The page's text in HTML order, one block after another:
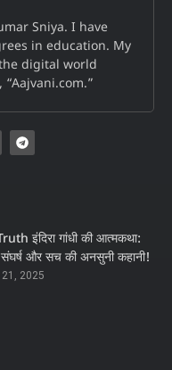
Sniya. I have
in education. My
digital world
इंदिरा गांधी की आत्मकथा:
संघर्ष और सच की अनसुनी कहानी!
2025